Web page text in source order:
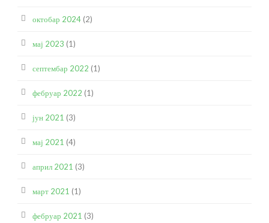
октобар 2024 (2)
мај 2023 (1)
септембар 2022 (1)
фебруар 2022 (1)
јун 2021 (3)
мај 2021 (4)
април 2021 (3)
март 2021 (1)
фебруар 2021 (3)